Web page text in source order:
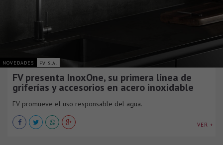
NOVEDADES FV S.A.
FV presenta InoxOne, su primera línea de
griferías y accesorios en acero inoxidable
FV promueve el uso responsable del agua.
VER +